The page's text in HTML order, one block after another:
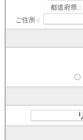
都道府県 :
ご住所 :